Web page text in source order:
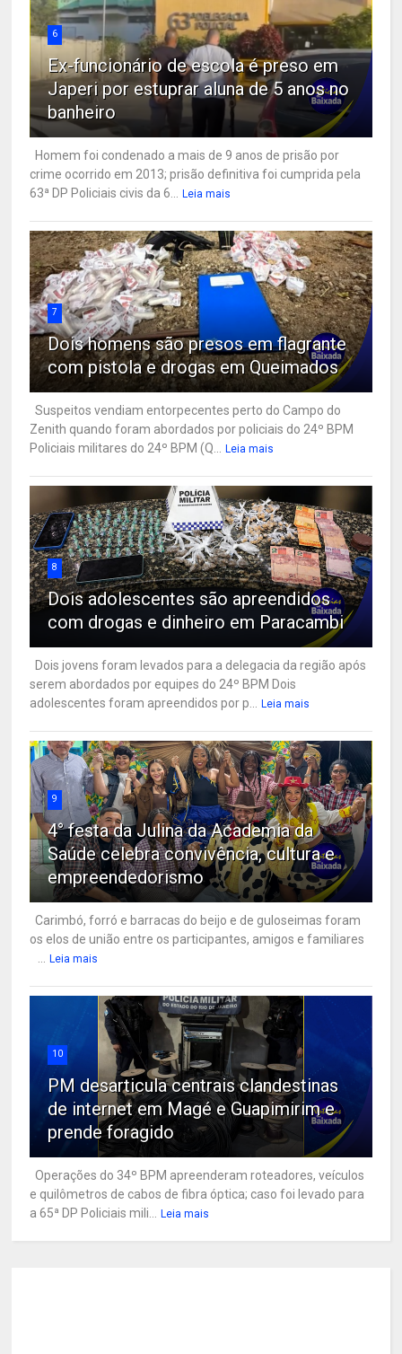
6
Ex-funcionário de escola é preso em
Japeri por estuprar aluna de 5 anos no
banheiro
Homem foi condenado a mais de 9 anos de prisão por
crime ocorrido em 2013; prisão definitiva foi cumprida pela
63ª DP Policiais civis da 6...
Leia mais
7
Dois homens são presos em flagrante
com pistola e drogas em Queimados
Suspeitos vendiam entorpecentes perto do Campo do
Zenith quando foram abordados por policiais do 24º BPM
Policiais militares do 24º BPM (Q...
Leia mais
8
Dois adolescentes são apreendidos
com drogas e dinheiro em Paracambi
Dois jovens foram levados para a delegacia da região após
serem abordados por equipes do 24º BPM Dois
adolescentes foram apreendidos por p...
Leia mais
9
4° festa da Julina da Academia da
Saúde celebra convivência, cultura e
empreendedorismo
Carimbó, forró e barracas do beijo e de guloseimas foram
os elos de união entre os participantes, amigos e familiares
Leia mais
10
PM desarticula centrais clandestinas
de internet em Magé e Guapimirim e
prende foragido
Operações do 34º BPM apreenderam roteadores, veículos
e quilômetros de cabos de fibra óptica; caso foi levado para
a 65ª DP Policiais mili...
Leia mais